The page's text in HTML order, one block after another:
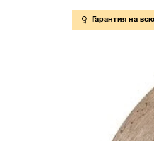
Гарантия на